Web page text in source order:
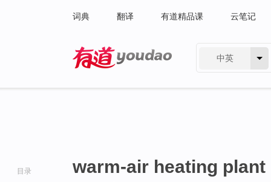
词典 翻译 有道精品课 云笔记
中英
目录 warm-air heating plant